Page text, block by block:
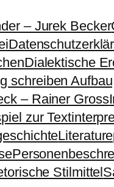
– Jurek Becker
Dialektische
schreiben
– Rainer Gross
zur
Stilmittel